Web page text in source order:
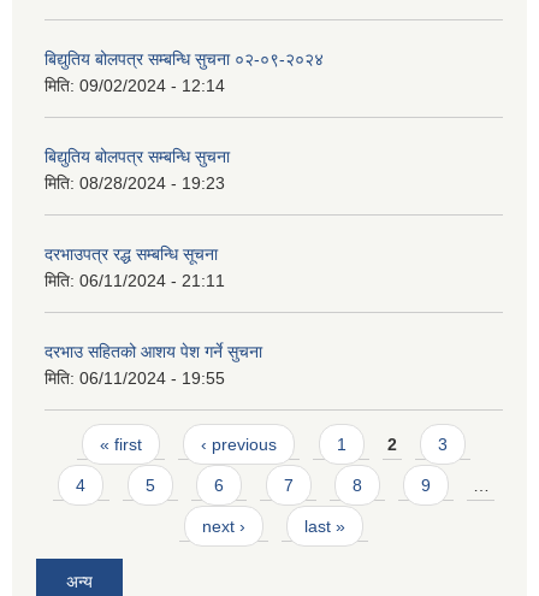
बिद्युतिय बोलपत्र सम्बन्धि सुचना ०२-०९-२०२४
मिति: 09/02/2024 - 12:14
बिद्युतिय बोलपत्र सम्बन्धि सुचना
मिति: 08/28/2024 - 19:23
दरभाउपत्र रद्ध सम्बन्धि सूचना
मिति: 06/11/2024 - 21:11
दरभाउ सहितको आशय पेश गर्ने सुचना
मिति: 06/11/2024 - 19:55
Pages
« first ‹ previous 1 2 3
4 5 6 7 8 9
next › last »
अन्य